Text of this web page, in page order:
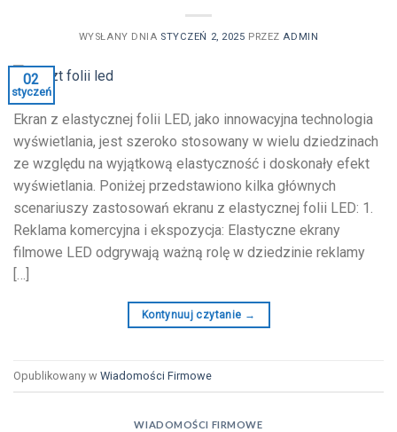
WYSŁANY DNIA STYCZEŃ 2, 2025 PRZEZADMIN
02
styczeń
Ekran z elastycznej folii LED, jako innowacyjna technologia
wyświetlania, jest szeroko stosowany w wielu dziedzinach
ze względu na wyjątkową elastyczność i doskonały efekt
wyświetlania. Poniżej przedstawiono kilka głównych
scenariuszy zastosowań ekranu z elastycznej folii LED: 1.
Reklama komercyjna i ekspozycja: Elastyczne ekrany
filmowe LED odgrywają ważną rolę w dziedzinie reklamy
[…]
Kontynuuj czytanie →
Opublikowany w Wiadomości Firmowe
WIADOMOŚCI FIRMOWE